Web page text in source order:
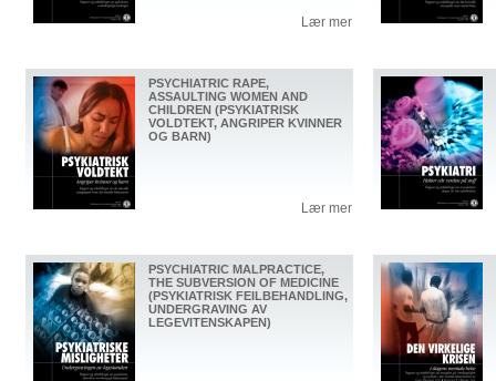
Lær mer
PSYCHIATRIC RAPE,
ASSAULTING WOMEN AND
CHILDREN (PSYKIATRISK
VOLDTEKT, ANGRIPER KVINNER
OG BARN)
Lær mer
PSYCHIATRIC MALPRACTICE,
THE SUBVERSION OF MEDICINE
(PSYKIATRISK FEILBEHANDLING,
UNDERGRAVING AV
LEGEVITENSKAPEN)